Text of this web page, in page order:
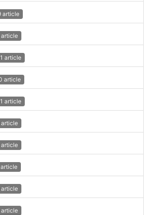
article
article
article
article
article
article
article
article
article
article